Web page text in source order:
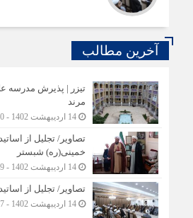
آخرین مطالب
تیزر | پذیرش مدرسه
مرند
14 اردیبهشت 1402 - 8:40
تصاویر/ تجلیل از
خمینی(ره) شبستر
14 اردیبهشت 1402 - 8:29
تصاویر/ تجلیل از
14 اردیبهشت 1402 - 7:57